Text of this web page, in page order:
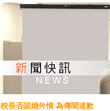
校長否認婚外情 為傳聞道歉